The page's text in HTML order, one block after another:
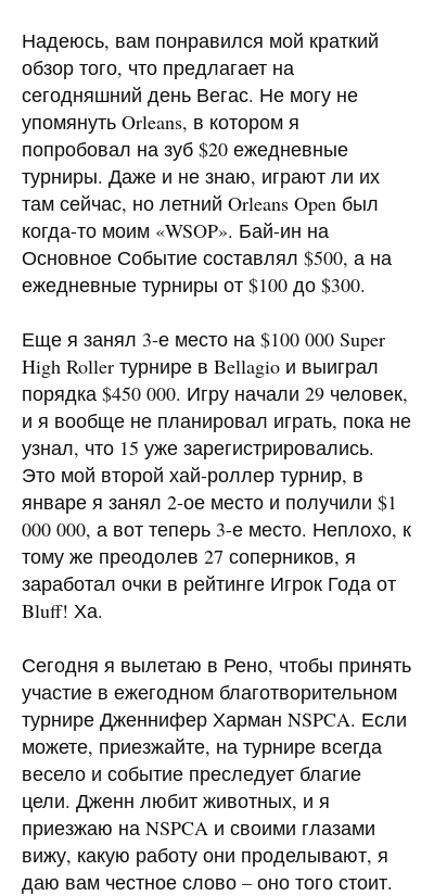
Надеюсь, вам понравился мой краткий
обзор того, что предлагает на
сегодняшний день Вегас. Не могу не
упомянуть Orleans, в котором я
попробовал на зуб $20 ежедневные
турниры. Даже и не знаю, играют ли их
там сейчас, но летний Orleans Open был
когда-то моим «WSOP». Бай-ин на
Основное Событие составлял $500, а на
ежедневные турниры от $100 до $300.
Еще я занял 3-е место на $100 000 Super
High Roller турнире в Bellagio и выиграл
порядка $450 000. Игру начали 29 человек,
и я вообще не планировал играть, пока не
узнал, что 15 уже зарегистрировались.
Это мой второй хай-роллер турнир, в
январе я занял 2-ое место и получили $1
000 000, а вот теперь 3-е место. Неплохо, к
тому же преодолев 27 соперников, я
заработал очки в рейтинге Игрок Года от
Bluff! Ха.
Сегодня я вылетаю в Рено, чтобы принять
участие в ежегодном благотворительном
турнире Дженнифер Харман NSPCA. Если
можете, приезжайте, на турнире всегда
весело и событие преследует благие
цели. Дженн любит животных, и я
приезжаю на NSPCA и своими глазами
вижу, какую работу они проделывают, я
даю вам честное слово – оно того стоит.